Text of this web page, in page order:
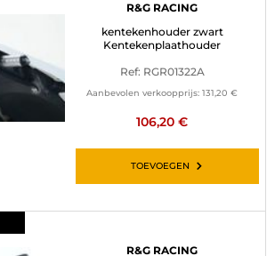
R&G RACING
kentekenhouder zwart
Kentekenplaathouder
Ref: RGR01322A
Aanbevolen verkoopprijs: 131,20 €
106,20 €
TOEVOEGEN
R&G RACING